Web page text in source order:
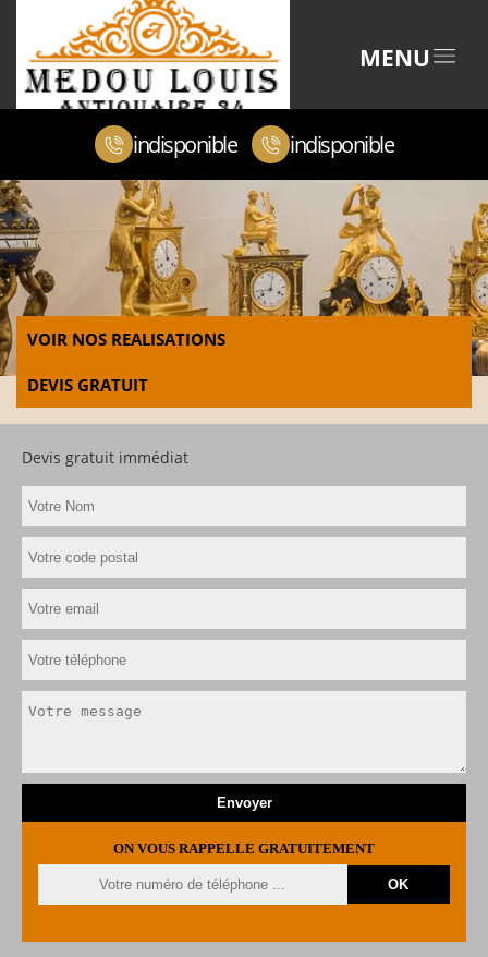
MENU
indisponible indisponible
VOIR NOS REALISATIONS
DEVIS GRATUIT
Devis gratuit immédiat
ON VOUS RAPPELLE GRATUITEMENT